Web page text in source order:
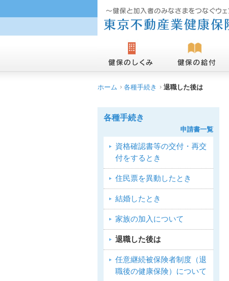
ホーム 各種手続き 退職した後は
各種手続き
申請書一覧
資格確認書等の交付・再交
付をするとき
住民票を異動したとき
結婚したとき
家族の加入について
退職した後は
任意継続被保険者制度（退
職後の健康保険）について